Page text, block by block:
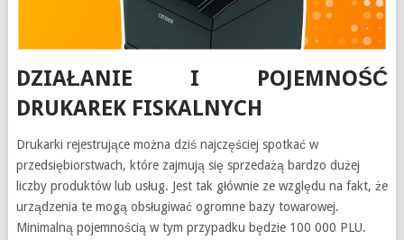
DZIAŁANIE I POJEMNOŚĆ
DRUKAREK FISKALNYCH
Drukarki rejestrujące można dziś najczęściej spotkać w
przedsiębiorstwach, które zajmują się sprzedażą bardzo dużej
liczby produktów lub usług. Jest tak głównie ze względu na fakt, że
urządzenia te mogą obsługiwać ogromne bazy towarowej.
Minimalną pojemnością w tym przypadku będzie 100 000 PLU.